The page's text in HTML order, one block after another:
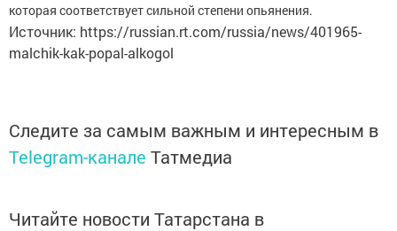
которая соответствует сильной степени опьянения.
Источник: https://russian.rt.com/russia/news/401965-
malchik-kak-popal-alkogol
Следите за самым важным и интересным в
Telegram-канале Татмедиа
Читайте новости Татарстана в